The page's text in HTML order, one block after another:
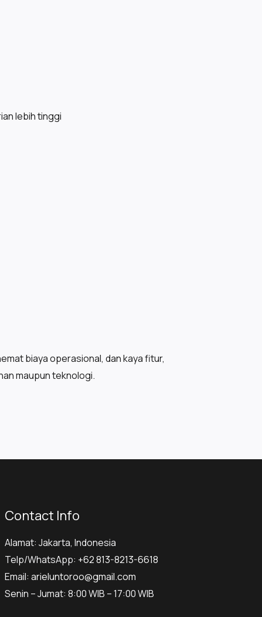
lebih tinggi
biaya operasional, dan kaya fitur,
maupun teknologi.
Contact Info
Alamat: Jakarta, Indonesia
Telp/WhatsApp: +62 813-8213-6618
Email:arieluntoroo@gmail.com
Senin – Jumat: 8:00 WIB – 17:00 WIB